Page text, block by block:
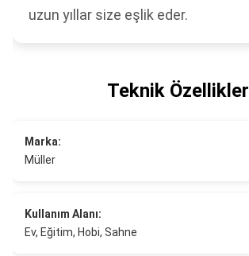
uzun yıllar size eşlik eder.
Teknik Özellikler
Marka:
Müller
Kullanım Alanı:
Ev, Eğitim, Hobi, Sahne